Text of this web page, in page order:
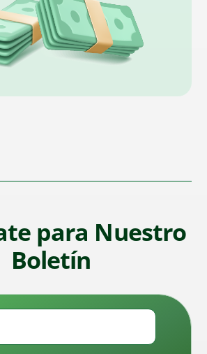
para Nuestro
Boletín